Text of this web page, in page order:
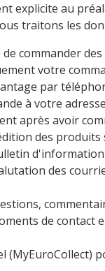
explicite au
traitons les
commander
votre
par
à votre adresse
après avoir
des produits
des
de contact
(MyEuroCollect)